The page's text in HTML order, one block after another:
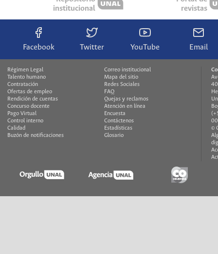
institucional
revistas
Facebook Twitter YouTube Email
Régimen Legal
Talento humano
Contratación
Ofertas de empleo
Rendición de cuentas
Concurso docente
Pago Virtual
Control interno
Calidad
Buzón de notificaciones
Correo institucional
Mapa del sitio
Redes Sociales
FAQ
Quejas y reclamos
Atención en línea
Encuesta
Contáctenos
Estadísticas
Glosario
©